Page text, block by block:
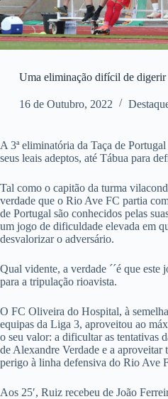
Uma eliminação difícil de digerir
16 de Outubro, 2022
A 3ª eliminatória da Taça de
seus leais adeptos, até Tábua para
Tal como o capitão da turma
verdade que o Rio Ave FC partia
de Portugal são conhecidos pelas
um jogo de dificuldade elevada em
desvalorizar o adversário.
Qual vidente, a verdade ´´é que
para a tripulação rioavista.
O FC Oliveira do Hospital, à
equipas da Liga 3, aproveitou ao
o seu valor: a dificultar as tentativas
de Alexandre Verdade e a aproveitar
perigo à linha defensiva do Rio Ave
Aos 25′, Ruiz recebeu de João